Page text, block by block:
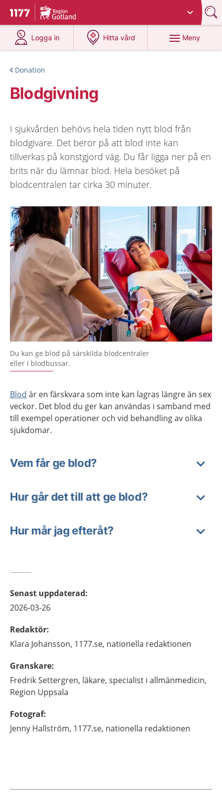
Till startsidan för 1177
Du har valt region
Logga in
på 1177.se
Hitta vård
på 1177.se
Meny
Donation
Blodgivning
I sjukvården behövs hela tiden nytt blod från
blodgivare. Det beror på att blod inte kan
tillverkas på konstgjord väg. Du får ligga ner på en
brits när du lämnar blod. Hela besöket på
blodcentralen tar cirka 30 minuter.
Du kan ge blod på särskilda blodcentraler
eller i blodbussar.
Blod är en färskvara som inte kan lagras längre än sex
veckor. Det blod du ger kan användas i samband med
till exempel operationer och vid behandling av olika
sjukdomar.
Vem får ge blod?
Hur går det till att ge blod?
Hur mår jag efteråt?
Senast uppdaterad:
2026-03-26
Redaktör:
Klara Johansson, 1177.se, nationella redaktionen
Granskare:
FredrikSettergren, läkare, specialist i allmänmedicin,
Region Uppsala
Fotograf:
Jenny Hallström, 1177.se, nationella redaktionen